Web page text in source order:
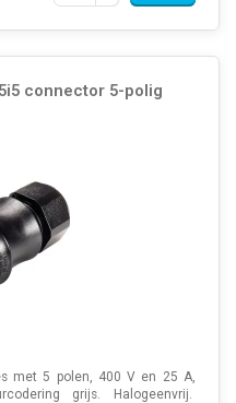
connector 5-polig
met 5 polen, 400 V en 25 A,
grijs. Halogeenvrij.